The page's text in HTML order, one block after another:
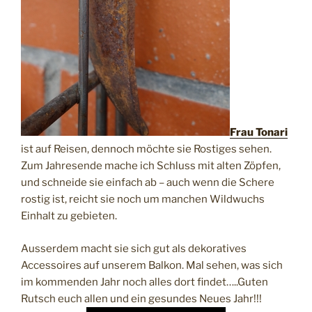
Frau Tonari
ist auf Reisen, dennoch möchte sie Rostiges sehen.
Zum Jahresende mache ich Schluss mit alten Zöpfen,
und schneide sie einfach ab – auch wenn die Schere
rostig ist, reicht sie noch um manchen Wildwuchs
Einhalt zu gebieten.
Ausserdem macht sie sich gut als dekoratives
Accessoires auf unserem Balkon. Mal sehen, was sich
im kommenden Jahr noch alles dort findet…..Guten
Rutsch euch allen und ein gesundes Neues Jahr!!!